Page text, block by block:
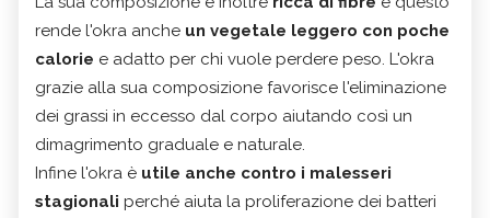
rende l'okra anche un vegetale leggero con poche
calorie e adatto per chi vuole perdere peso. L'okra
grazie alla sua composizione favorisce l'eliminazione
dei grassi in eccesso dal corpo aiutando così un
dimagrimento graduale e naturale.
Infine l'okra è utile anche contro i malesseri
stagionali perché aiuta la proliferazione dei batteri